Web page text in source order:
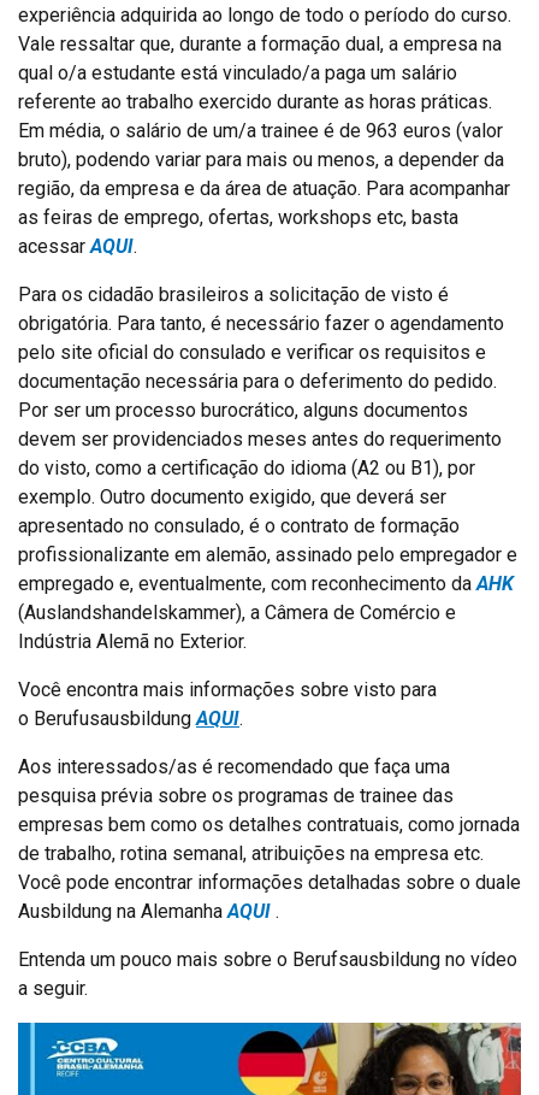
experiência adquirida ao longo de todo o período do curso.
Vale ressaltar que, durante a formação dual, a empresa na
qual o/a estudante está vinculado/a paga um salário
referente ao trabalho exercido durante as horas práticas.
Em média, o salário de um/a trainee é de 963 euros (valor
bruto), podendo variar para mais ou menos, a depender da
região, da empresa e da área de atuação. Para acompanhar
as feiras de emprego, ofertas, workshops etc, basta
acessar AQUI.
Para os cidadão brasileiros a solicitação de visto é
obrigatória. Para tanto, é necessário fazer o agendamento
pelo site oficial do consulado e verificar os requisitos e
documentação necessária para o deferimento do pedido.
Por ser um processo burocrático, alguns documentos
devem ser providenciados meses antes do requerimento
do visto, como a certificação do idioma (A2 ou B1), por
exemplo. Outro documento exigido, que deverá ser
apresentado no consulado, é o contrato de formação
profissionalizante em alemão, assinado pelo empregador e
empregado e, eventualmente, com reconhecimento da AHK
(Auslandshandelskammer), a Câmera de Comércio e
Indústria Alemã no Exterior.
Você encontra mais informações sobre visto para
o Berufusausbildung AQUI.
Aos interessados/as é recomendado que faça uma
pesquisa prévia sobre os programas de trainee das
empresas bem como os detalhes contratuais, como jornada
de trabalho, rotina semanal, atribuições na empresa etc.
Você pode encontrar informações detalhadas sobre o duale
Ausbildung na Alemanha AQUI .
Entenda um pouco mais sobre o Berufsausbildung no vídeo
a seguir.